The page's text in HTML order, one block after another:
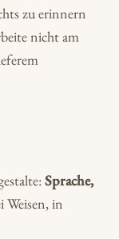
zu erinnern
nicht am
Sprache,
in